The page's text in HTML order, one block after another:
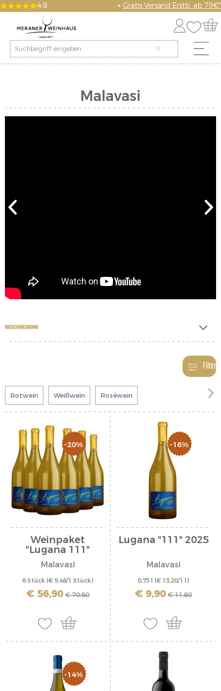
4.8 ➝ Gratis Versand Erstb. ab 79€*
Malavasi
BESCHREIBUNG
Filter
Rotwein Weißwein Roséwein 
-20%
Weinpaket
"Lugana 111"
Malavasi
6 Stück (€ 9,48/1 Stück)
inkl. MwSt. zzgl. Versandkosten
€ 56,90 € 70,80
-16%
Lugana "111" 2025
Malavasi
0,75 l (€ 13,20/1 l)
inkl. MwSt. zzgl. Versandkosten
€ 9,90 € 11,80
-14%